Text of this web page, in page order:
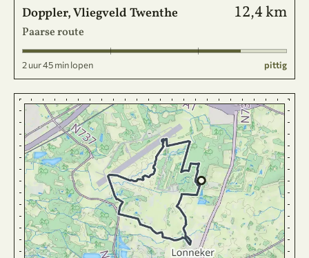
Doppler, Vliegveld Twenthe 12,4 km
Paarse route
2 uur 45 min lopen pittig